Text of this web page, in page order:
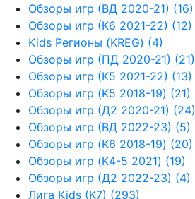
Обзоры игр (ВД 2020-21) (16)
Обзоры игр (К6 2021-22) (12)
Kids Регионы (KREG) (4)
Обзоры игр (ПД 2020-21) (21)
Обзоры игр (К5 2021-22) (13)
Обзоры игр (K5 2018-19) (21)
Обзоры игр (Д2 2020-21) (24)
Обзоры игр (ВД 2022-23) (5)
Обзоры игр (K6 2018-19) (20)
Обзоры игр (K4-5 2021) (19)
Обзоры игр (Д2 2022-23) (4)
Лига Kids (K7) (293)